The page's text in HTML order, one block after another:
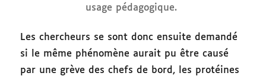
usage pédagogique.
Les chercheurs se sont donc ensuite demandé
si le même phénomène aurait pu être causé
par une grève des chefs de bord, les protéines